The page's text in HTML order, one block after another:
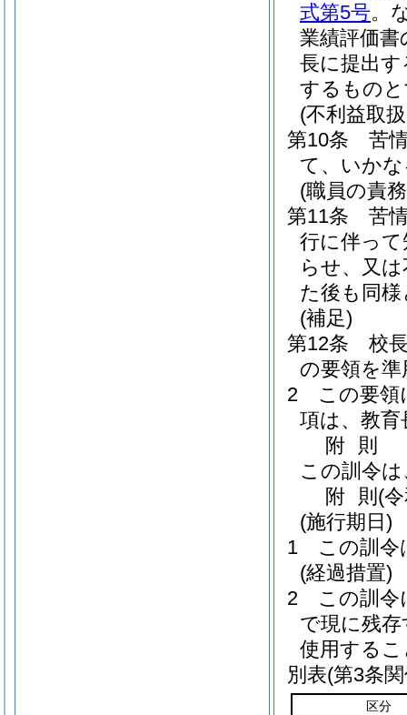
式第5号。
業績評価
長に提出
するもの
(不利益取
第10条
苦
て、いか
(職員の責
第11条
苦
行に伴っ
らせ、又
た後も同
(補足)
第12条
校
の要領を
2
この要
項は、教
附 則
この訓令
附 則 (
(施行期日)
1
この訓令
(経過措置)
2
この訓令
で現に残
使用する
別表(第3条
区分